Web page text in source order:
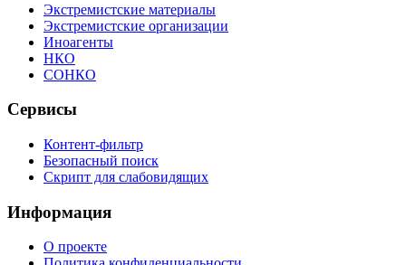
Экстремистские материалы
Экстремистские организации
Иноагенты
НКО
СОНКО
Сервисы
Контент-фильтр
Безопасный поиск
Скрипт для слабовидящих
Информация
О проекте